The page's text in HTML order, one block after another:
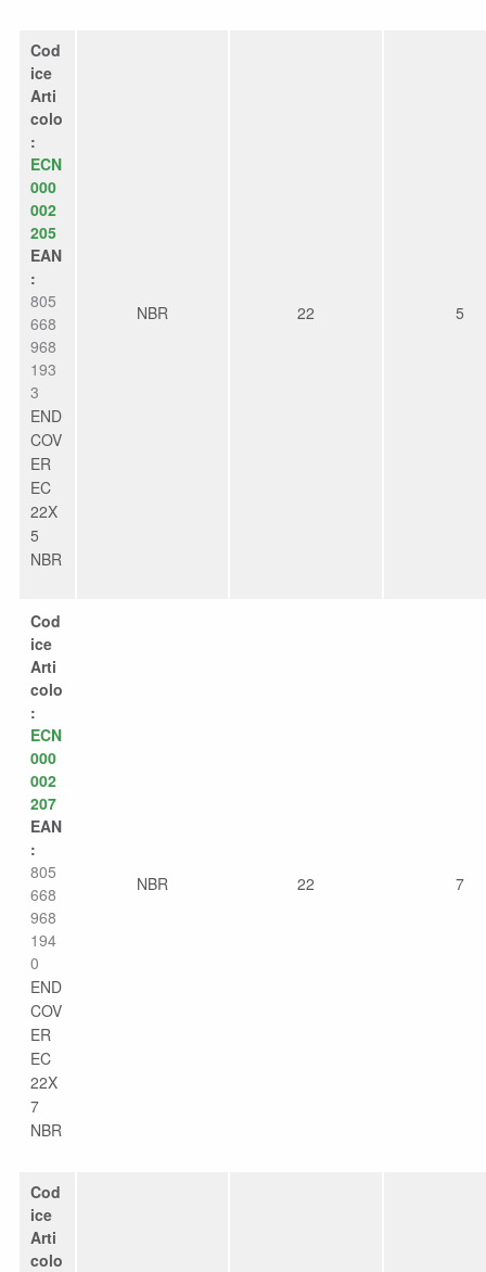
Cod
ice
Arti
colo
:
ECN
000
002
205
EAN
:
805
668
968
193
3
END
COV
ER
EC
22X
5
NBR
NBR 22 5
Cod
ice
Arti
colo
:
ECN
000
002
207
EAN
:
805
668
968
194
0
END
COV
ER
EC
22X
7
NBR
NBR 22 7
Cod
ice
Arti
colo